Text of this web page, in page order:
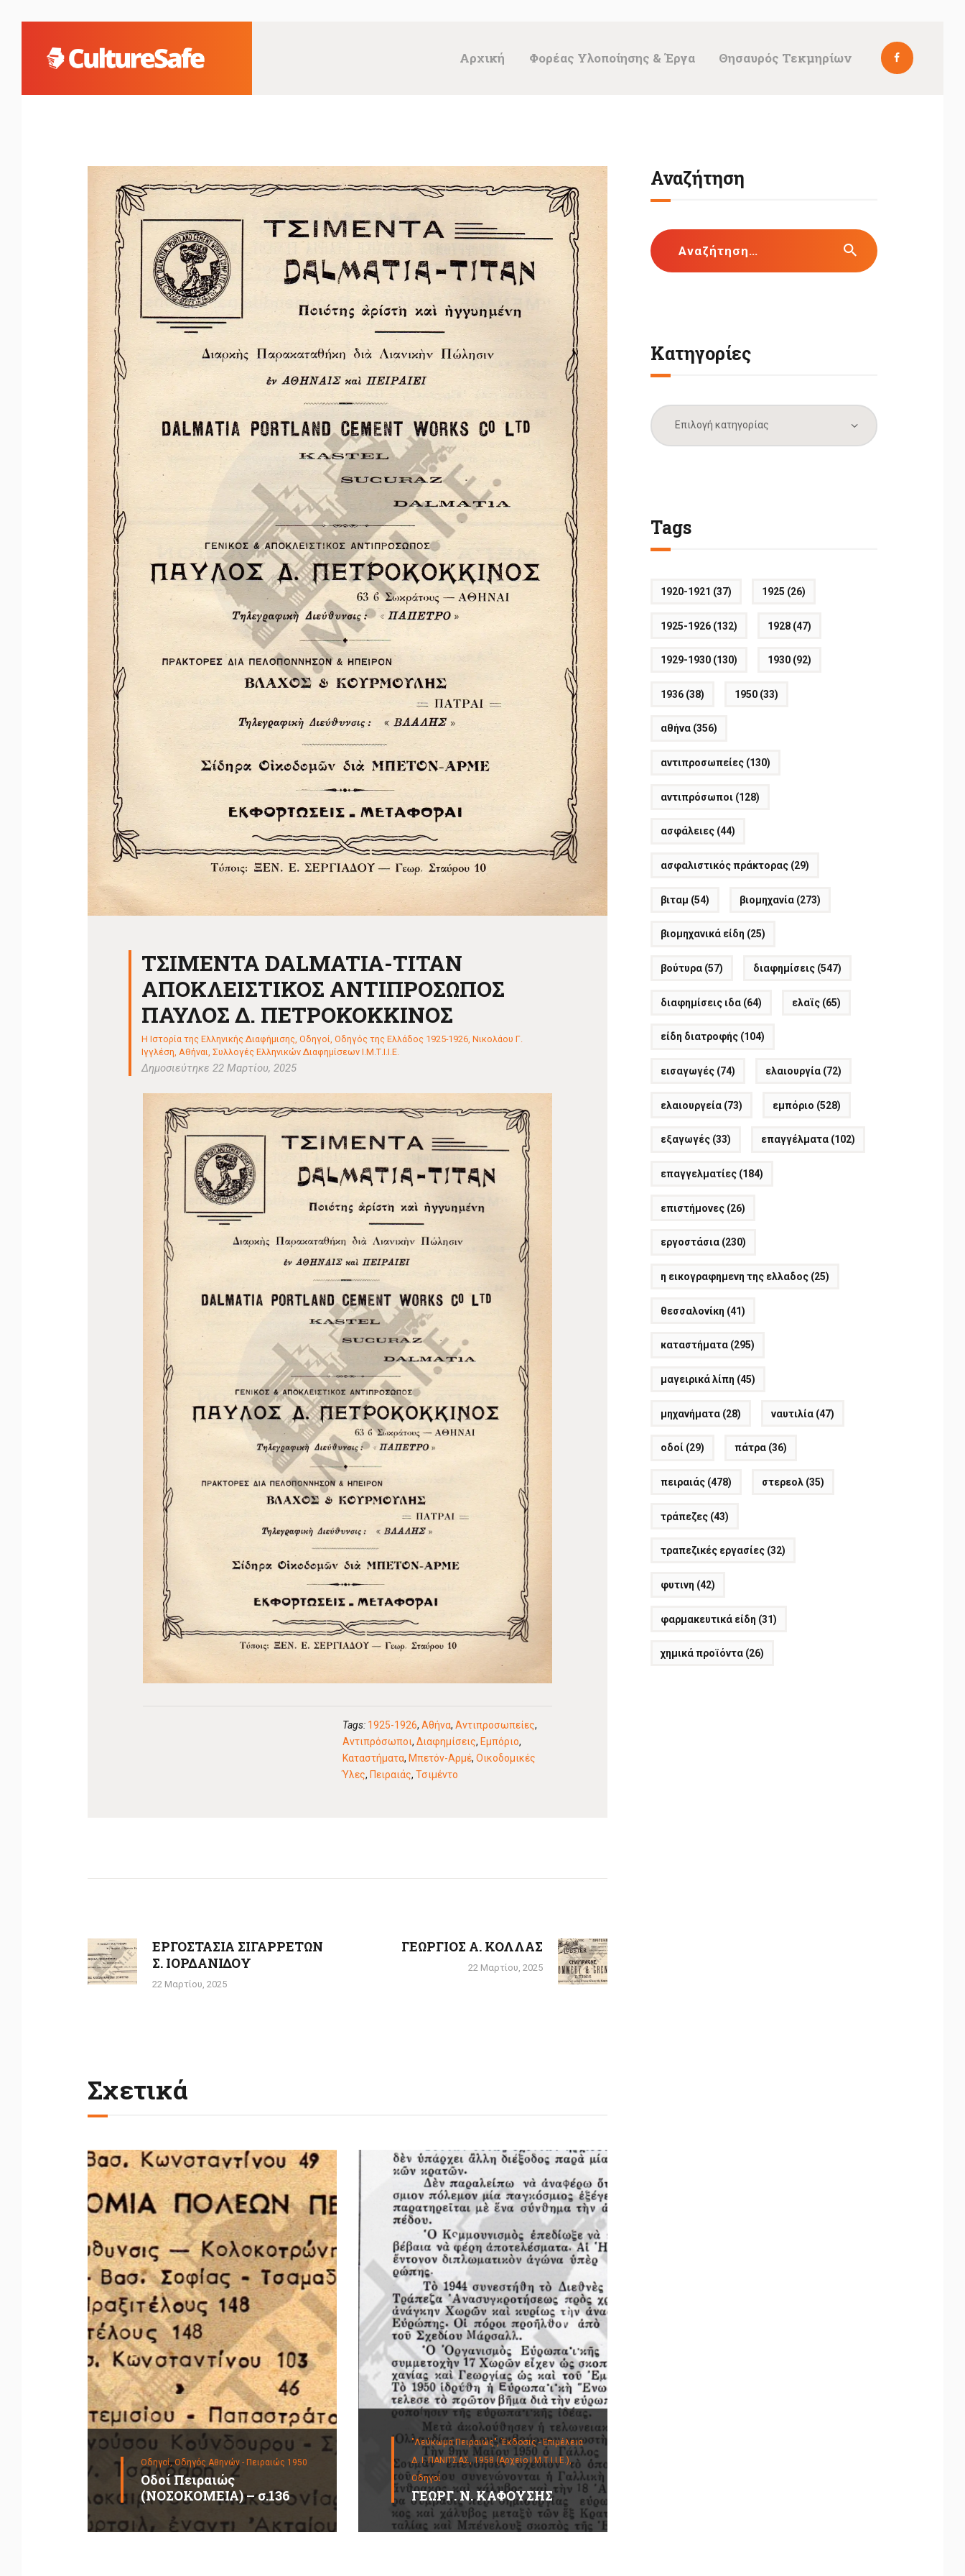
Αρχική Φορέας Υλοποίησης & Έργα Θησαυρός Τεκμηρίων
ΘΗΣΑΥΡΌΣ
ΤΕΚΜΗΡΊΩΝ
ΤΣΙΜΕΝΤΑ DALMATIA-ΤΙΤΑΝ
ΑΠΟΚΛΕΙΣΤΙΚΟΣ ΑΝΤΙΠΡΟΣΩΠΟΣ
ΠΑΥΛΟΣ Δ. ΠΕΤΡΟΚΟΚΚΙΝΟΣ
Η Ιστορία της Ελληνικής Διαφήμισης ,Οδηγοί ,Οδηγός της Ελλάδος 1925-1926, Νικολάου Γ.
Ιγγλέση, Αθήναι ,Συλλογές Ελληνικών Διαφημίσεων Ι.Μ.Τ.Ι.Ι.Ε.
Δημοσιεύτηκε 22 Μαρτίου, 2025
Tags: 1925-1926, Αθήνα, Αντιπροσωπείες,
Αντιπρόσωποι, Διαφημίσεις, Εμπόριο,
Καταστήματα, Μπετόν-Αρμέ, Οικοδομικές
Ύλες, Πειραιάς, Τσιμέντο
άρθρων
Previous
post:
ΕΡΓΟΣΤΑΣΙΑ ΣΙΓΑΡΡΕΤΩΝ
Σ. ΙΟΡΔΑΝΙΔΟΥ
22 Μαρτίου, 2025
Next
post:
ΓΕΩΡΓΙΟΣ Α. ΚΟΛΛΑΣ
22 Μαρτίου, 2025
Σχετικά
Οδηγοί,Οδηγός Αθηνών - Πειραιώς 1950
Οδοί Πειραιώς
(ΝΟΣΟΚΟΜΕΙΑ) – σ.136
"Λεύκωμα Πειραιώς", Έκδοσις - Επιμέλεια
Δ. Ι. ΠΑΝΙΤΣΑΣ, 1958 (Αρχείο Ι.Μ.Τ.Ι.Ι.Ε.),
Οδηγοί
ΓΕΩΡΓ. Ν. ΚΑΦΟΥΣΗΣ
Αναζήτηση
Αναζήτηση
για:
Κατηγορίες
Κατηγορίες
Tags
1920-1921 (37) 1925 (26)
1925-1926 (132) 1928 (47)
1929-1930 (130) 1930 (92)
1936 (38) 1950 (33)
αθήνα (356)
αντιπροσωπείες (130)
αντιπρόσωποι (128)
ασφάλειες (44)
ασφαλιστικός πράκτορας (29)
βιταμ (54) βιομηχανία (273)
βιομηχανικά είδη (25)
βούτυρα (57) διαφημίσεις (547)
διαφημίσεις ιδα (64) ελαϊς (65)
είδη διατροφής (104)
εισαγωγές (74) ελαιουργία (72)
ελαιουργεία (73) εμπόριο (528)
εξαγωγές (33) επαγγέλματα (102)
επαγγελματίες (184)
επιστήμονες (26)
εργοστάσια (230)
η εικογραφημενη της ελλαδος (25)
θεσσαλονίκη (41)
καταστήματα (295)
μαγειρικά λίπη (45)
μηχανήματα (28) ναυτιλία (47)
οδοί (29) πάτρα (36)
πειραιάς (478) στερεολ (35)
τράπεζες (43)
τραπεζικές εργασίες (32)
φυτινη (42)
φαρμακευτικά είδη (31)
χημικά προϊόντα (26)